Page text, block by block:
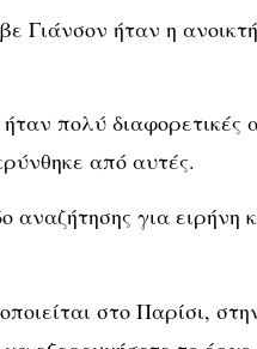
Γιάνσον ήταν η ανοικτή
πολύ διαφορετικές
από αυτές.
αναζήτησης για ειρήνη
στο Παρίσι,